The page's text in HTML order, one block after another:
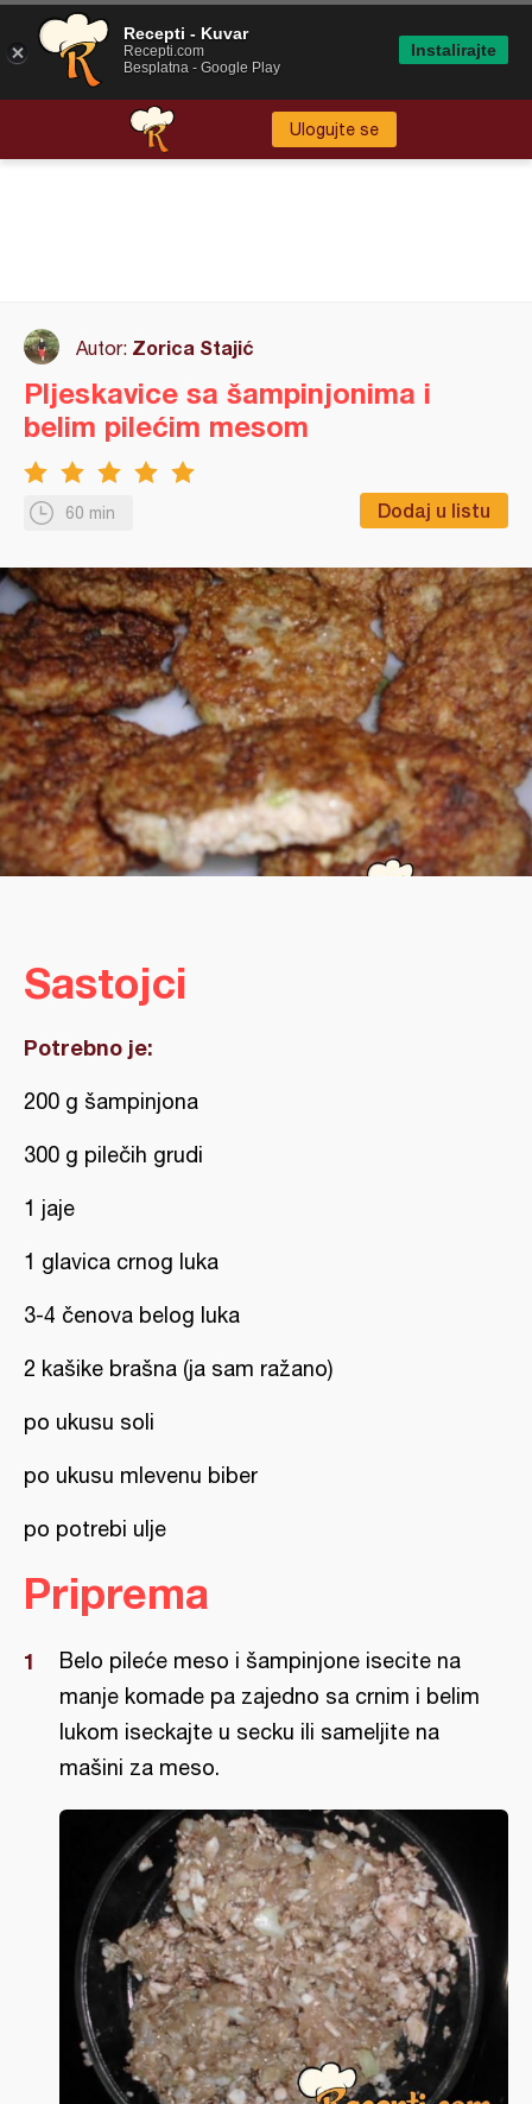
Ulogujte se
Autor: Zorica Stajić
60 min Dodaj u listu
Pljeskavice sa šampinjonima i
belim pilećim mesom
Sastojci
Potrebno je:
200 g šampinjona
300 g pilečih grudi
1 jaje
1 glavica crnog luka
3-4 čenova belog luka
2 kašike brašna (ja sam ražano)
po ukusu soli
po ukusu mlevenu biber
po potrebi ulje
Priprema
Belo pileće meso i šampinjone isecite na
manje komade pa zajedno sa crnim i belim
lukom iseckajte u secku ili sameljite na
mašini za meso.
Recepti - Kuvar
Recepti.com
Besplatna - Google Play
Instalirajte